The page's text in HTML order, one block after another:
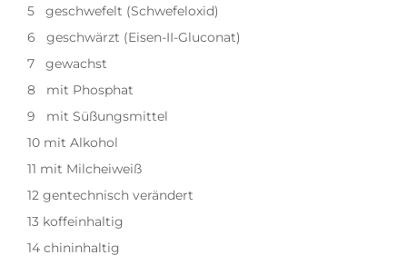
5 geschwefelt (Schwefeloxid)
6 geschwärzt (Eisen-II-Gluconat)
7 gewachst
8 mit Phosphat
9 mit Süßungsmittel
10 mit Alkohol
11 mit Milcheiweiß
12 gentechnisch verändert
13 koffeinhaltig
14 chininhaltig